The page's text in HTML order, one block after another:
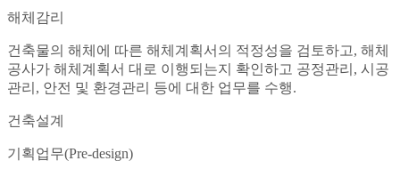
해체감리
건축물의 해체에 따른 해체계획서의 적정성을 검토하고, 해체
공사가 해체계획서 대로 이행되는지 확인하고 공정관리, 시공
관리, 안전 및 환경관리 등에 대한 업무를 수행.
건축설계
기획업무(Pre-design)